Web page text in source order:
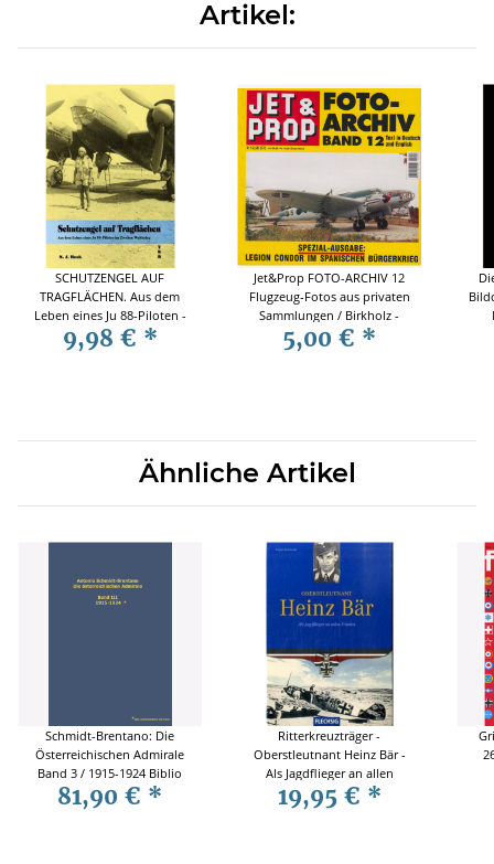
Artikel:
SCHUTZENGEL AUF
TRAGFLÄCHEN. Aus dem
Leben eines Ju 88-Piloten -
S. J. Beck
9,98 € *
Jet&Prop FOTO-ARCHIV 12
Flugzeug-Fotos aus privaten
Sammlungen / Birkholz -
Mexpl
5,00 € *
Ähnliche Artikel
Schmidt-Brentano: Die
Österreichischen Admirale
Band 3 / 1915-1924 Biblio
81,90 € *
Ritterkreuzträger -
Oberstleutnant Heinz Bär -
Als Jagdflieger an allen
Fronten
19,95 € *